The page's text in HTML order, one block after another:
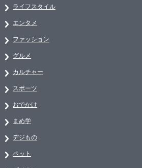
ライフスタイル
エンタメ
ファッション
グルメ
カルチャー
スポーツ
おでかけ
まめ学
デジもの
ペット